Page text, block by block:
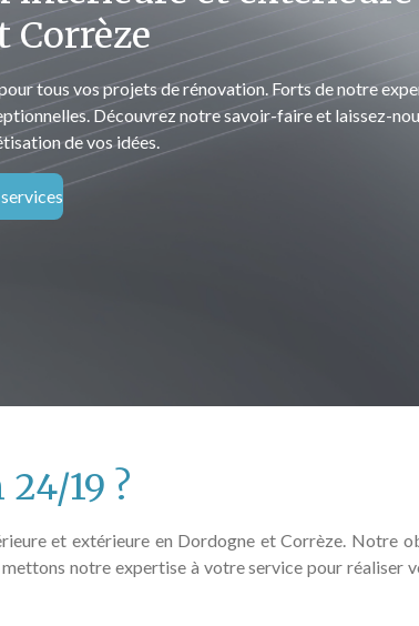
Corrèze
tous vos projets de rénovation. Forts de notre
Découvrez notre savoir-faire et laissez-
de vos idées.
19 ?
et extérieure en Dordogne et Corrèze. Notre
notre expertise à votre service pour réaliser